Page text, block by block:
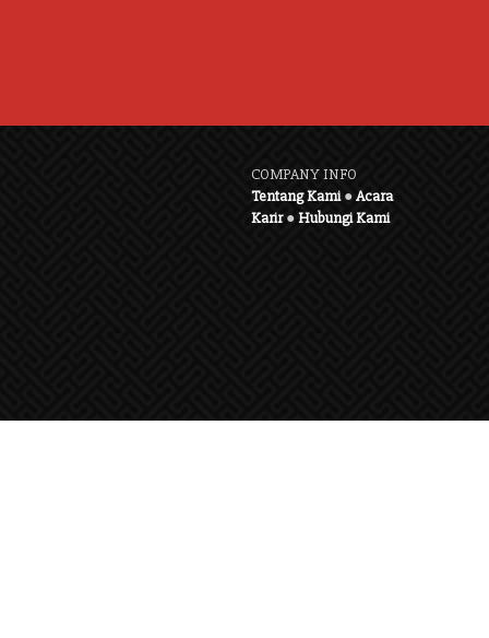
COMPANY INFO
Tentang Kami●Acara
Karir●Hubungi Kami